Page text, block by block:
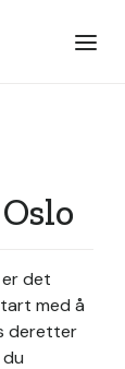
det
med å
deretter